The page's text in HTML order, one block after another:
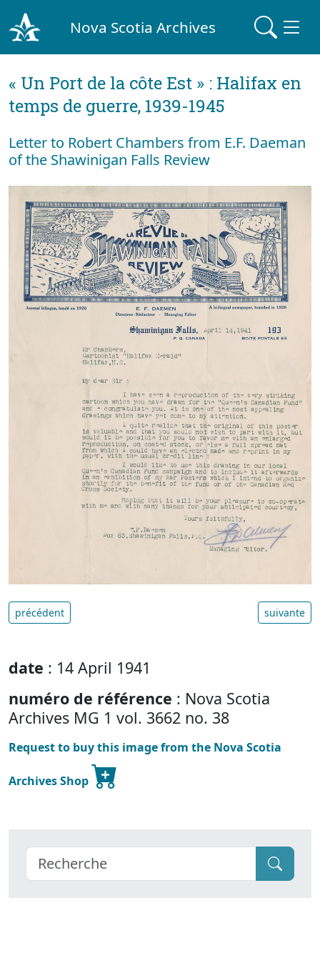
Nova Scotia Archives
« Un Port de la côte Est » : Halifax en
temps de guerre, 1939-1945
Letter to Robert Chambers from E.F. Daeman
of the Shawinigan Falls Review
précédent suivante
date : 14 April 1941
numéro de référence : Nova Scotia
Archives MG 1 vol. 3662 no. 38
Request to buy this image from the Nova Scotia
Archives Shop